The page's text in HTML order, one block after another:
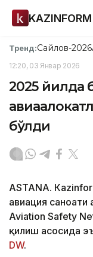
KAZINFORM
Тренд:Сайлов-2026
12:20, 03 Январ 2026
2025 йилда
бўлди
ASTANА.
авиация саноати
Aviation Safety
қилиш асосида
DW.